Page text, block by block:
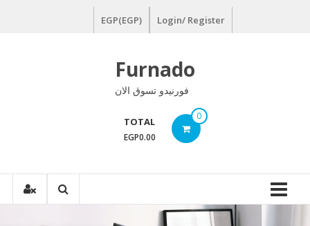
Login/ Register
EGP(EGP)
Furnado
فورنيدو تسوق الان
0
TOTAL
EGP0.00